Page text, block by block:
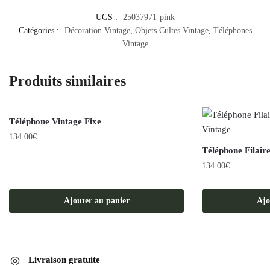
UGS :
25037971-pink
Catégories :
Décoration Vintage, Objets Cultes Vintage, Téléphones
Vintage
Produits similaires
Téléphone Vintage Fixe
134.00€
Ajouter au panier
Téléphone
134.00€
Livraison gratuite